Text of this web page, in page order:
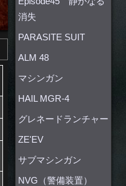
消失
PARASITE SUIT
ALM 48
マシンガン
HAIL MGR-4
グレネードランチャー
ZE'EV
サブマシンガン
NVG（警備装置）